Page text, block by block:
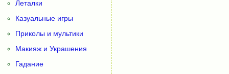
Леталки
Казуальные игры
Приколы и мультики
Макияж и Украшения
Гадание